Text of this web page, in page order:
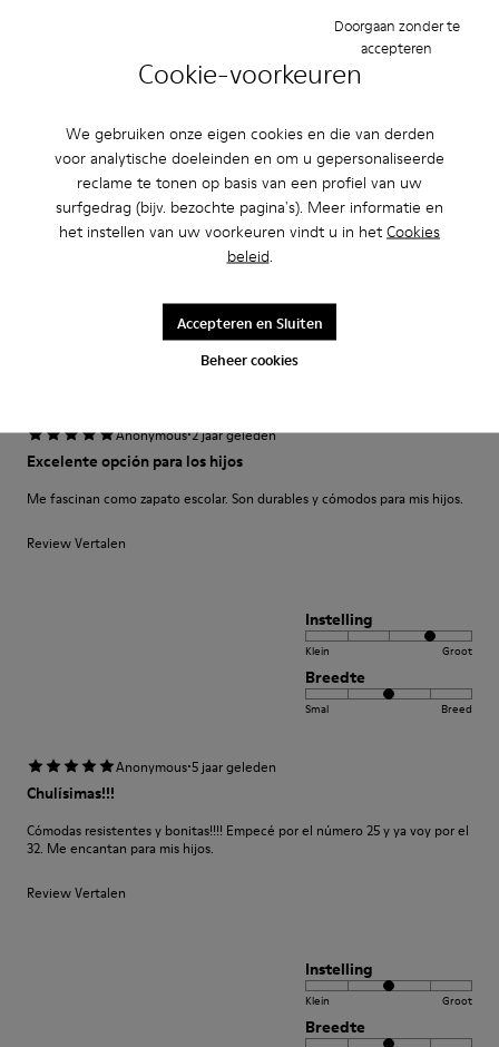
Cookie-voorkeuren
We gebruiken onze eigen cookies en die van derden
voor analytische doeleinden en om u gepersonaliseerde
reclame te tonen op basis van een profiel van uw
surfgedrag (bijv. bezochte pagina's). Meer informatie en
het instellen van uw voorkeuren vindt u in het Cookies
beleid.
Beheer cookies
Doorgaan zonder te
accepteren
Accepteren en Sluiten
Anonymous ·1 jaar geleden
Muy buenos zapatos cómodos como zapatillas y duraderos. Ideales para el
colegio. Los cambiamos todos los años por talla pero duran todo el curso y
Review Vertalen
Klein
Breedte
Anonymous·2 jaar geleden
Excelente opción para los hijos
Me fascinan como zapato escolar. Son durables y cómodos para mis hijos.
Review Vertalen
Instelling
Klein Groot
Breedte
Smal Breed
Anonymous·5 jaar geleden
Chulísimas!!!
Cómodas resistentes y bonitas!!!! Empecé por el número 25 y ya voy por el
32. Me encantan para mis hijos.
Review Vertalen
Instelling
Klein Groot
Breedte